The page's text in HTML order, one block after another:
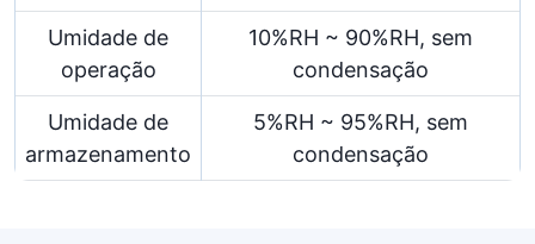
Umidade de
operação
10%RH ~ 90%RH, sem
condensação
Umidade de
armazenamento
5%RH ~ 95%RH, sem
condensação